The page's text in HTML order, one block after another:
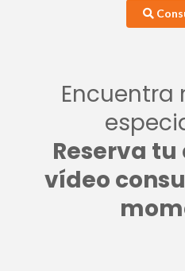
Encuentra
Reserva
vídeo